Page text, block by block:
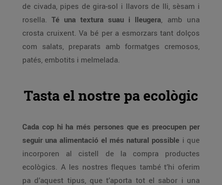
de civada, pipes de gira-sol i llavors de lli, sèsam i
rosella. Té una textura suau i lleugera, amb una
crosta cruixent. Va bé per a esmorzars tant dolços
com salats, preparats amb formatges cremosos,
patés, embotits i melmelada.
Tasta el nostre pa ecològic
Cada cop hi ha més persones que es preocupen per
seguir una alimentació el més natural possible i que
incorporen al cistell de la compra productes
ecològics. A les nostres fleques també t’hi oferim
pa d’aquest tipus, que t’aporta tot el sabor i una